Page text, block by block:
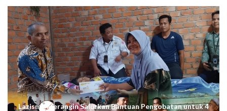
Lazismu Merangin Salurkan Bantuan Pengobatan untuk 4